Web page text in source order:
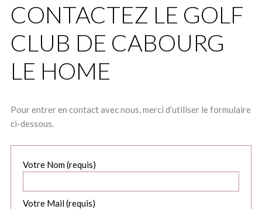
CONTACTEZ LE GOLF
CLUB DE CABOURG
LE HOME
Pour entrer en contact avec nous, merci d’utiliser le formulaire
ci-dessous.
Votre Nom (requis)
Votre Mail (requis)